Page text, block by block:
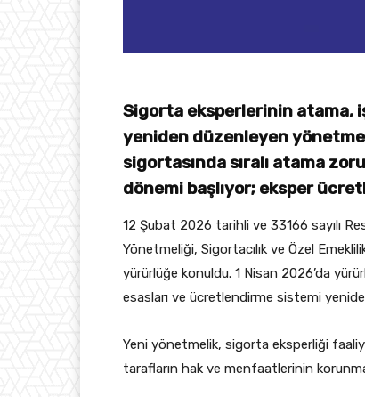
Sigorta eksperlerinin atama,
yeniden düzenleyen
sigortasında sıralı atama
dönemi başlıyor; eksper
12 Şubat 2026 tarihli ve 33166 sayılı
Yönetmeliği, Sigortacılık ve Özel
yürürlüğe konuldu. 1 Nisan 2026’da
esasları ve ücretlendirme sistemi
Yeni yönetmelik, sigorta eksperliği
tarafların hak ve menfaatlerinin